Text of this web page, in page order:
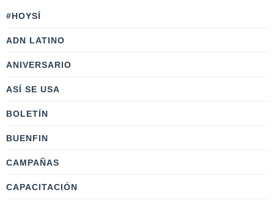
#HOYSÍ
ADN LATINO
ANIVERSARIO
ASÍ SE USA
BOLETÍN
BUENFIN
CAMPAÑAS
CAPACITACIÓN